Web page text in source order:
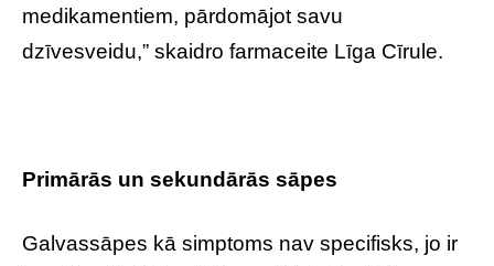
medikamentiem, pārdomājot savu
dzīvesveidu,” skaidro farmaceite Līga Cīrule.
Primārās un sekundārās sāpes
Galvassāpes kā simptoms nav specifisks, jo ir